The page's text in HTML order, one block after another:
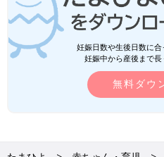
夜の歯磨きタイム。電動歯ブラシに興味
きっと全国のママやパパも同じ。
「わかる〜！」のひと言で救わ
私はたまたまこういう仕事をし
妊娠日数や生後日数に
妊娠中から産後まで長
無料ダウ